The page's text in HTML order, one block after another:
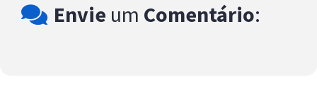
Envie um Comentário: